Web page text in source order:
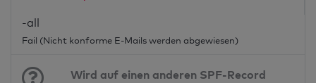
-all
Fail (Nicht konforme E-Mails werden abgewiesen)
Wird auf einen anderen SPF-Record